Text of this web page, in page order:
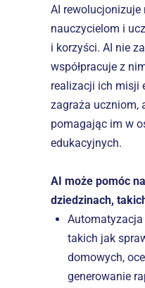
AI
nauczycielom i
i korzyści. AI nie
współpracuje z
realizacji ich misji
zagraża uczniom,
pomagając im w
edukacyjnych.
AI może pomóc
dziedzinach,
takich jak
domowych,
generowanie